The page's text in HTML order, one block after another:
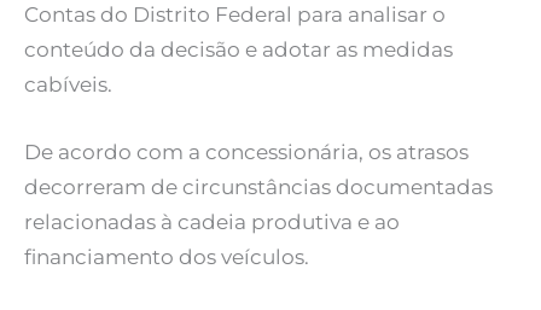
Contas do Distrito Federal para analisar o
conteúdo da decisão e adotar as medidas
cabíveis.
De acordo com a concessionária, os atrasos
decorreram de circunstâncias documentadas
relacionadas à cadeia produtiva e ao
financiamento dos veículos.